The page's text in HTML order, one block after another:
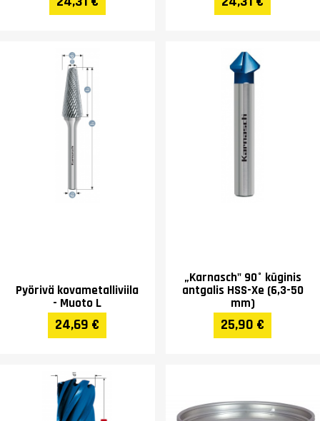
Pyörivä kovametalliviila
- Muoto L
24,69 €
„Karnasch" 90° kūginis
antgalis HSS-Xe (6,3-50
mm)
25,90 €